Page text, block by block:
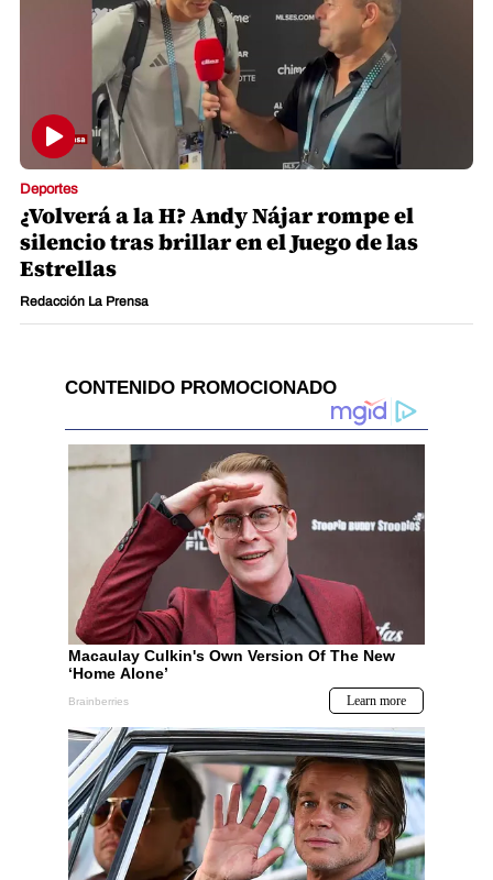
Deportes
¿Volverá a la H? Andy Nájar rompe el
silencio tras brillar en el Juego de las
Estrellas
Redacción La Prensa